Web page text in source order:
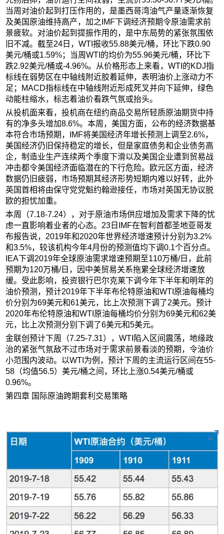
当周对油价起到打压作用的，是墨西哥湾油气产量逐渐恢复
及美国原油维持高产，加之IMF下调经济预期令原油需求前
景疲软。对油价起到提振作用的，是中东局势的紧张氛围依
旧不减。截至24日，WTI报收55.88美元/桶，环比下跌0.90
美元/桶或1.59%；当周WTI的均价为55.96美元/桶，环比下
跌2.92美元/桶或-4.96%。从价格形态上来看，WTI的KDJ指
标线在弱势区在中轴线附近胶着延伸，表明油价上涨动力不
足；MACD指标线在中轴线附近形成死叉并向下延伸，绿色
动能柱缩水，标志着油价看跌气氛或抬头。
从投机面来看，投机商在纽约商品交易所轻质原油期货中持
有的净多头增加8.6%。本周，美国方面，公布的经济数据基
本符合市场预期，IMF将美国经济年增长预测上调至2.6%，
美国经济仍旧保持稳定的增长，但是家庭债务和企业债务高
企，制造业生产连续两个季度下滑以及美国企业遭到贸易战
冲击都令美国经济面临潜在的下行危险。欧元区方面，经济
数据仍旧疲弱，市场预期其经济形势短期内难以好转，此外
英国首相将由保守党党魁约翰逊接任，市场对英国无协议脱
欧的担忧加重。
本周（7.18-7.24），对于原油市场供应增加及需求下降的忧
虑一直影响着业者的心态。23日IMF在智利首都圣地亚哥发
布报告说，2019年和2020年世界经济增速预计分别为3.2%
和3.5%，较该机构今年4月份的预测值均下调0.1个百分点。
IEA下调2019年全球原油需求增速预期至110万桶/日，此前
预期为120万桶/日，因中美贸易关系拖累全球经济增速放
缓。受此影响，投资银行巴尔克莱下调今年下半年和明年的
油价预测，预计2019年下半年布伦特原油和WTI原油每桶均
价分别为69美元和61美元，比上次预测下调了2美元。预计
2020年布伦特原油和WTI原油每桶均价分别为69美元和62美
元，比上次预测分别下调了6美元和5美元。
金联创预计下周（7.25-7.31），WTI陷入区间震荡，地缘政
治的紧张气氛敌不过市场对于需求前景看淡的预期，令油价
小范围内波动。以WTI为例，预计下周的主流运行区间在55-
58（均值56.5）美元/桶之间，环比上涨0.54美元/桶或
0.96%。
第四章 国际原油跨期套利交易策略